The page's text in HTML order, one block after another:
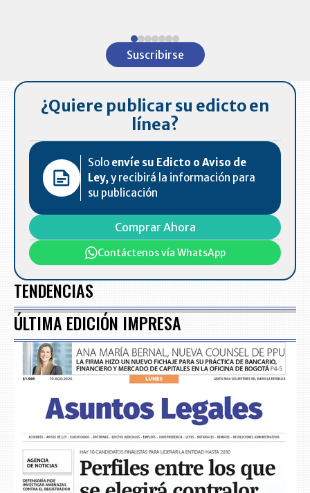
Suscribirse
¿Quiere publicar su edicto en
línea?
Solo envíe su Edicto o Aviso de
Ley,y recibirá la información para
su publicación
Comprar Ahora
Contáctenos vía WhatsApp
TENDENCIAS
ÚLTIMA EDICIÓN IMPRESA